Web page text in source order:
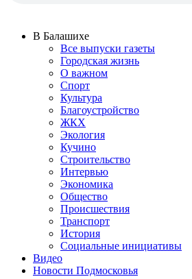
В Балашихе
Все выпуски газеты
Городская жизнь
О важном
Спорт
Культура
Благоустройство
ЖКХ
Экология
Кучино
Строительство
Интервью
Экономика
Общество
Происшествия
Транспорт
История
Социальные инициативы
Видео
Новости Подмосковья